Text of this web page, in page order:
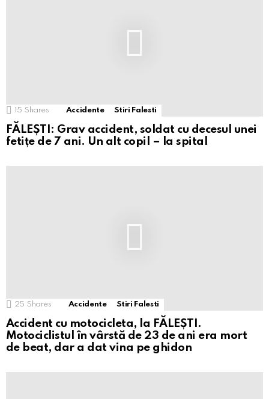
15 Shares Accidente Stiri Falesti
FĂLEȘTI: Grav accident, soldat cu decesul unei
fetițe de 7 ani. Un alt copil – la spital
25 Shares Accidente Stiri Falesti
Accident cu motocicleta, la FĂLEȘTI.
Motociclistul în vârstă de 23 de ani era mort
de beat, dar a dat vina pe ghidon